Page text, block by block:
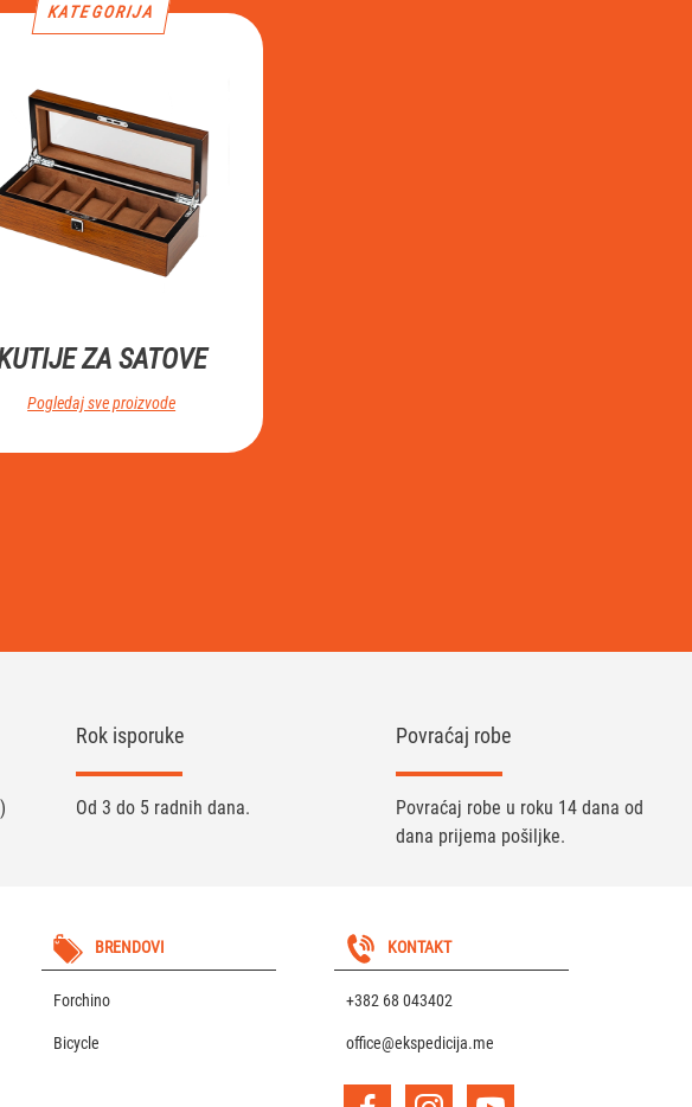
KATEGORIJA
ZA SATOVE
Pogledaj sve proizvode
Rok isporuke
Od 3 do 5 radnih dana.
Povraćaj robe
Povraćaj robe u roku 14 dana od
dana prijema pošiljke.
BRENDOVI
Forchino
Bicycle
KONTAKT
+382 68 043402
office@ekspedicija.me